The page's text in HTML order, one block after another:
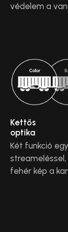
védelem a
Kettős
optika
Két funkció
fehér kép a